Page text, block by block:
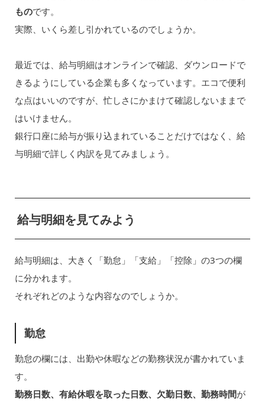
ものです。
実際、いくら差し引かれているのでしょうか。
最近では、給与明細はオンラインで確認、ダウンロードで
きるようにしている企業も多くなっています。エコで便利
な点はいいのですが、忙しさにかまけて確認しないままで
はいけません。
銀行口座に給与が振り込まれていることだけではなく、給
与明細で詳しく内訳を見てみましょう。
給与明細を見てみよう
給与明細は、大きく「勤怠」「支給」「控除」の3つの欄
に分かれます。
それぞれどのような内容なのでしょうか。
勤怠
勤怠の欄には、出勤や休暇などの勤務状況が書かれていま
す。
勤務日数、有給休暇を取った日数、欠勤日数、勤務時間が